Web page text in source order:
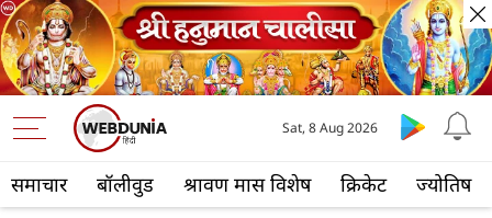
समाचार बॉलीवुड श्रावण मास विशेष क्रिकेट ज्योतिष
Sat, 8 Aug 2026